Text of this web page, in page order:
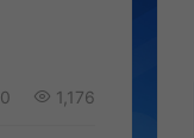
0 1,176